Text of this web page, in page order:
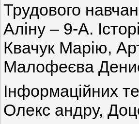
Трудового
Аліну – 9-А.
Квачук Марію,
Малофеєва
Інформаційних
Олекс андру,